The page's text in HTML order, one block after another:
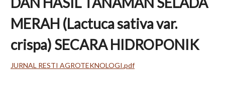
MERAH (Lactuca sativa var.
crispa) SECARA HIDROPONIK
JURNAL RESTI AGROTEKNOLOGI.pdf